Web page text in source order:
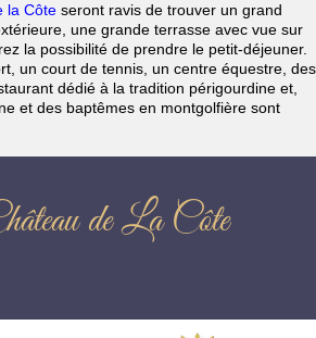
la Côte seront ravis de trouver un grand
une grande terrasse avec vue sur
la possibilité de prendre le petit-déjeuner.
un court de tennis, un centre équestre, des
dédié à la tradition périgourdine et,
et des baptêmes en montgolfière sont
de La Côte